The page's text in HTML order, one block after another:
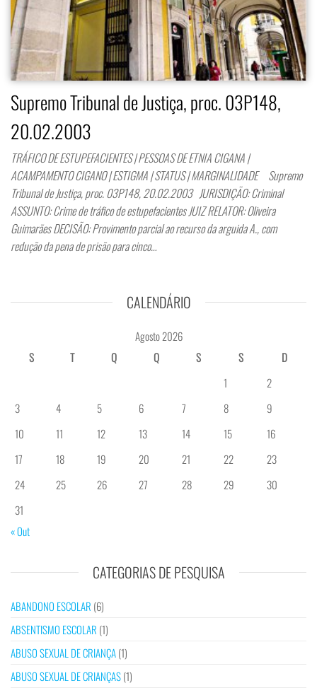
Supremo Tribunal de Justiça, proc. 03P148,
20.02.2003
TRÁFICO DE ESTUPEFACIENTES | PESSOAS DE ETNIA CIGANA |
ACAMPAMENTO CIGANO | ESTIGMA | STATUS | MARGINALIDADE Supremo
Tribunal de Justiça, proc. 03P148, 20.02.2003 JURISDIÇÃO: Criminal
ASSUNTO: Crime de tráfico de estupefacientes JUIZ RELATOR: Oliveira
Guimarães DECISÃO: Provimento parcial ao recurso da arguida A., com
redução da pena de prisão para cinco…
CALENDÁRIO
Agosto 2026
S
T Q Q S S
D
1
2
3
4 5 6 7 8
9
10
11 12 13 14 15
16
17
18 19 20 21 22
23
24
25 26 27 28 29
30
31
« Out
CATEGORIAS DE PESQUISA
ABANDONO ESCOLAR (6)
ABSENTISMO ESCOLAR (1)
ABUSO SEXUAL DE CRIANÇA(1)
ABUSO SEXUAL DE CRIANÇAS(1)